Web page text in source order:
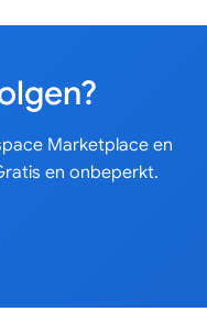
Marketplace en
en onbeperkt.